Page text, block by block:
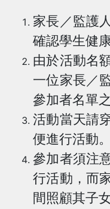
家長／監護
確認學生健
由於活動名
一位家長／
參加者名單
活動當天請
便進行活動。
參加者須注
行活動，而
間照顧其子女